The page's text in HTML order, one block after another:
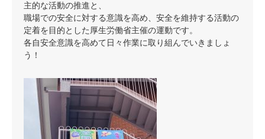
主的な活動の推進と、
職場での安全に対する意識を高め、安全を維持する活動の
定着を目的とした厚生労働省主催の運動です。
各自安全意識を高めて日々作業に取り組んでいきましょ
う！